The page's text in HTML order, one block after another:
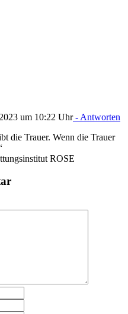
um 10:22 Uhr- Antworten
die Trauer. Wenn die Trauer
ROSE